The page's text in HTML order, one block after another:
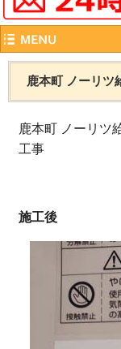
鹿本町 ノーリツ
鹿本町 ノーリツ
工事
施工後